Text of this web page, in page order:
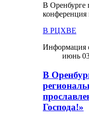
В Оренбурге
конференция
В РЦХВЕ
Информация
июнь
В
Господа!»